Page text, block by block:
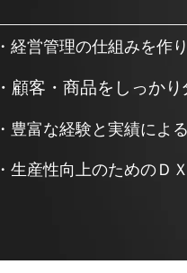
・経営管理の仕組みを作
・顧客・商品をしっか
・豊富な経験と実績によ
・生産性向上のためのＤ